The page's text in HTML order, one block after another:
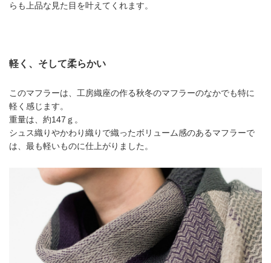
らも上品な見た目を叶えてくれます。
軽く、そして柔らかい
このマフラーは、工房織座の作る秋冬のマフラーのなかでも特に
軽く感じます。
重量は、約147ｇ。
シュス織りやかわり織りで織ったボリューム感のあるマフラーで
は、最も軽いものに仕上がりました。